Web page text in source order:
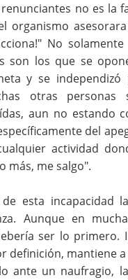
no es la
organismo
No
son los que se
y se
otras
aun no estando
del
actividad
más, me salgo".
esta incapacidad
Aunque en
ser lo primero.
definición, mantiene
ante un naufragio,